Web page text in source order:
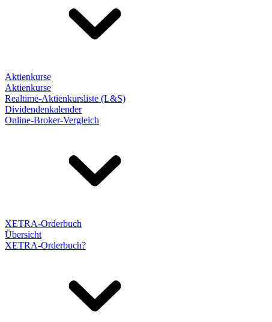
Aktienkurse
Aktienkurse
Realtime-Aktienkursliste (L&S)
Dividendenkalender
Online-Broker-Vergleich
XETRA-Orderbuch
Übersicht
XETRA-Orderbuch?